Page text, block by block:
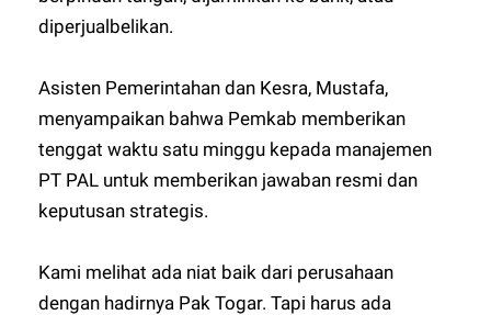
diperjualbelikan.
Asisten Pemerintahan dan Kesra, Mustafa,
menyampaikan bahwa Pemkab memberikan
tenggat waktu satu minggu kepada manajemen
PT PAL untuk memberikan jawaban resmi dan
keputusan strategis.
Kami melihat ada niat baik dari perusahaan
dengan hadirnya Pak Togar. Tapi harus ada